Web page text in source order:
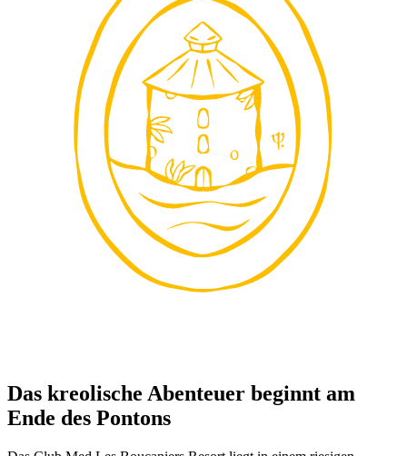
Das kreolische Abenteuer beginnt am
Ende des Pontons